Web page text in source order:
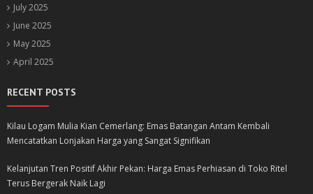
July 2025
June 2025
May 2025
April 2025
RECENT POSTS
Kilau Logam Mulia Kian Cemerlang: Emas Batangan Antam Kembali
Mencatatkan Lonjakan Harga yang Sangat Signifikan
Kelanjutan Tren Positif Akhir Pekan: Harga Emas Perhiasan di Toko Ritel
Terus Bergerak Naik Lagi